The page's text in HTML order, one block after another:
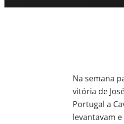
Na semana
vitória de
Portugal a
levantavam